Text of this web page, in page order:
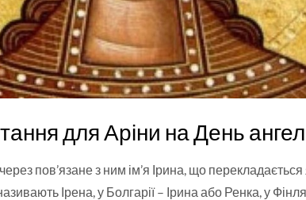
для Аріни на День
пов’язане з ним ім’я Ірина, що
Ірена, у Болгарії – Ірина або Ренка, у